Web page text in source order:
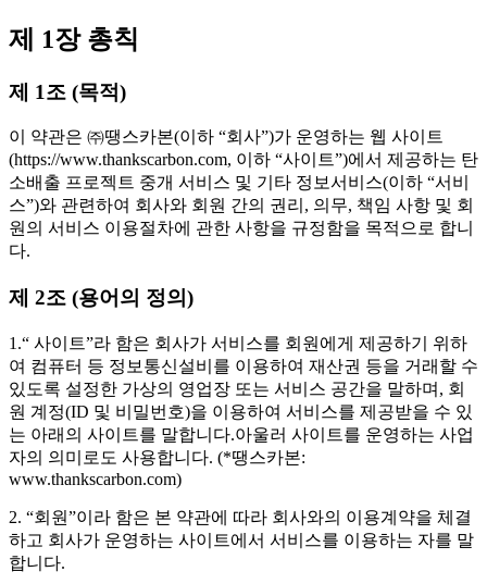
제 1장 총칙
제 1조 (목적)
이 약관은 ㈜땡스카본(이하 “회사”)가 운영하는 웹 사이트
(https://www.thankscarbon.com, 이하 “사이트”)에서 제공하는 탄
소배출 프로젝트 중개 서비스 및 기타 정보서비스(이하 “서비
스”)와 관련하여 회사와 회원 간의 권리, 의무, 책임 사항 및 회
원의 서비스 이용절차에 관한 사항을 규정함을 목적으로 합니
다.
제 2조 (용어의 정의)
1.“ 사이트”라 함은 회사가 서비스를 회원에게 제공하기 위하
여 컴퓨터 등 정보통신설비를 이용하여 재산권 등을 거래할 수
있도록 설정한 가상의 영업장 또는 서비스 공간을 말하며, 회
원 계정(ID 및 비밀번호)을 이용하여 서비스를 제공받을 수 있
는 아래의 사이트를 말합니다.아울러 사이트를 운영하는 사업
자의 의미로도 사용합니다. (*땡스카본:
www.thankscarbon.com)
2. “회원”이라 함은 본 약관에 따라 회사와의 이용계약을 체결
하고 회사가 운영하는 사이트에서 서비스를 이용하는 자를 말
합니다.